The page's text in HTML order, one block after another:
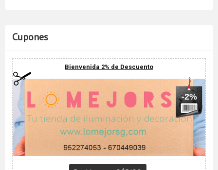
Cupones
Bienvenida 2% de Descuento
-2%